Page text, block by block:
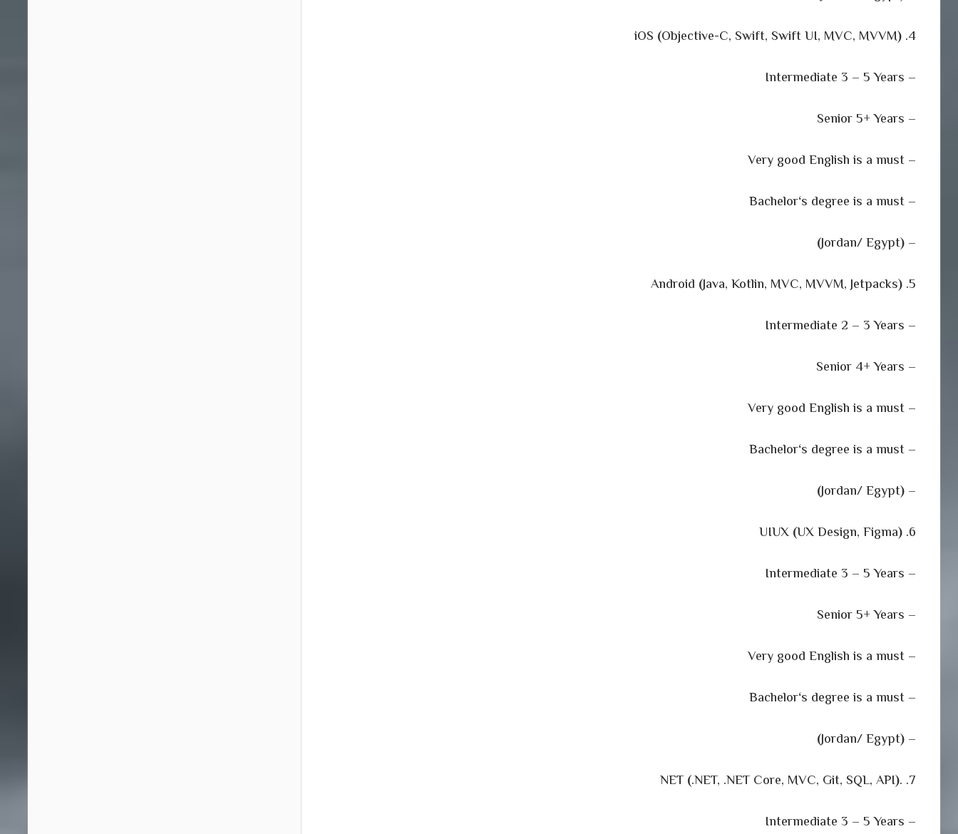
4. iOS
(Objective-C, Swift, Swift UI, MVC, MVVM)
– Intermediate 3 – 5 Years
– Senior 5+ Years
– Very good English is a must
– Bachelor
‘s degree is a must
–
(
Jordan/ Egypt
)
5. Android
(Java, Kotlin, MVC, MVVM, Jetpacks)
– Intermediate 2 – 3 Years
– Senior 4+ Years
– Very good English is a must
– Bachelor
‘s degree is a must
–
(
Jordan/ Egypt
)
6. UIUX
(UX Design, Figma)
– Intermediate 3 – 5 Years
– Senior 5+ Years
– Very good English is a must
– Bachelor
‘s degree is a must
–
(
Jordan/ Egypt
)
7. .NET
(.NET, .NET Core, MVC, Git, SQL, API)
– Intermediate 3 – 5 Years